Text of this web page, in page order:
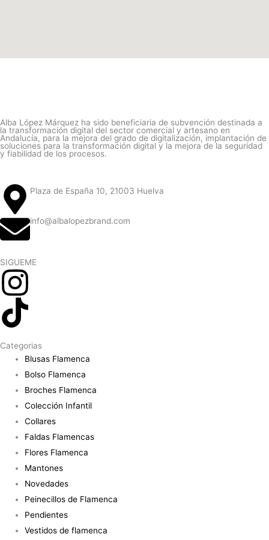
Alba López Márquez ha sido beneficiaria de subvención destinada a
la transformación digital del sector comercial y artesano en
Andalucía, para la mejora del grado de digitalización, implantación de
soluciones para la transformación digital y la mejora de la seguridad
y fiabilidad de los procesos.
Plaza de España 10, 21003 Huelva
info@albalopezbrand.com
SIGUEME
Categorias
Blusas Flamenca
Bolso Flamenca
Broches Flamenca
Colección Infantil
Collares
Faldas Flamencas
Flores Flamenca
Mantones
Novedades
Peinecillos de Flamenca
Pendientes
Vestidos de flamenca